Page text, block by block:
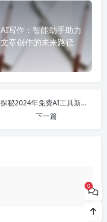
AI写作：智能助手助力
文章创作的未来路径
探秘2024年免费AI工具新时代：从视频生成到智能写作的全景解析
下一篇
0